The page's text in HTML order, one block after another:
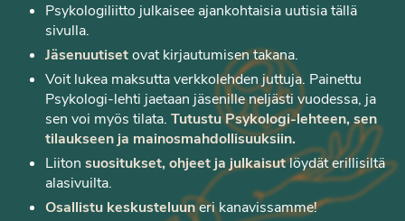
Psykologiliitto julkaisee ajankohtaisia uutisia tällä
sivulla.
Jäsenuutisetovat kirjautumisen takana.
Voit lukea maksutta verkkolehden juttuja. Painettu
Psykologi-lehti jaetaan jäsenille neljästi vuodessa, ja
sen voi myös tilata. Tutustu Psykologi-lehteen, sen
tilaukseen ja mainosmahdollisuuksiin.
Liiton suositukset, ohjeet ja julkaisutlöydät erillisiltä
alasivuilta.
Osallistu keskusteluuneri kanavissamme!